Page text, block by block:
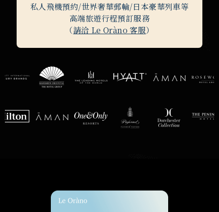
私人飛機預約/世界奢華郵輪/日本豪華列車等
高端旅遊行程預訂服務
（請洽 Le Oràno 客服）